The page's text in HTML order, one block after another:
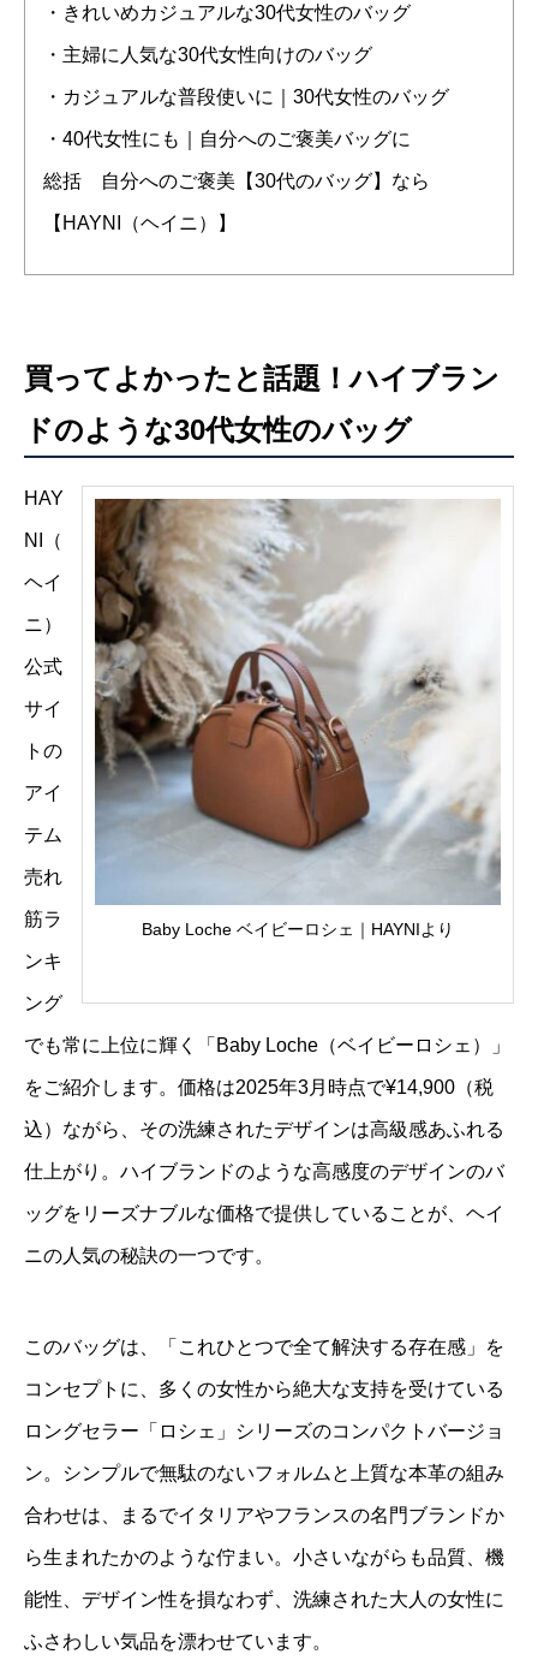
・きれいめカジュアルな30代女性のバッグ
・主婦に人気な30代女性向けのバッグ
・カジュアルな普段使いに｜30代女性のバッグ
・40代女性にも｜自分へのご褒美バッグに
総括 自分へのご褒美【30代のバッグ】なら
【HAYNI（ヘイニ）】
買ってよかったと話題！ハイブラン
ドのような30代女性のバッグ
Baby Loche ベイビーロシェ｜HAYNIより
HAY
NI（
ヘイ
ニ）
公式
サイ
トの
アイ
テム
売れ
筋ラ
ンキ
ング
でも常に上位に輝く「Baby Loche（ベイビーロシェ）」
をご紹介します。価格は2025年3月時点で¥14,900（税
込）ながら、その洗練されたデザインは高級感あふれる
仕上がり。ハイブランドのような高感度のデザインのバ
ッグをリーズナブルな価格で提供していることが、ヘイ
ニの人気の秘訣の一つです。
このバッグは、「これひとつで全て解決する存在感」を
コンセプトに、多くの女性から絶大な支持を受けている
ロングセラー「ロシェ」シリーズのコンパクトバージョ
ン。シンプルで無駄のないフォルムと上質な本革の組み
合わせは、まるでイタリアやフランスの名門ブランドか
ら生まれたかのような佇まい。小さいながらも品質、機
能性、デザイン性を損なわず、洗練された大人の女性に
ふさわしい気品を漂わせています。